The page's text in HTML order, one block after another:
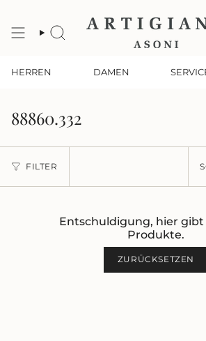
springenSUCHE
HERREN DAMEN
88860.332
FILTER
Entschuldigung, hier gibt
Produkte.
ZURÜCKSETZEN